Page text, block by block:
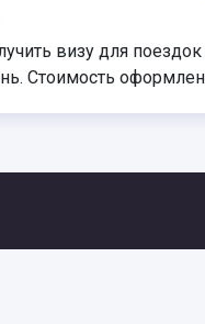
визу для
Стоимость